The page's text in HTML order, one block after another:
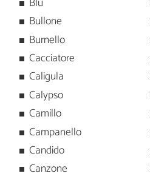
Bullone
Burnello
Cacciatore
Caligula
Calypso
Camillo
Campanello
Candido
Canzone